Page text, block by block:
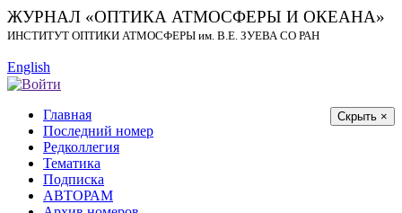
ЖУРНАЛ «ОПТИКА АТМОСФЕРЫ И ОКЕАНА»
ИНСТИТУТ ОПТИКИ АТМОСФЕРЫ им. В.Е. ЗУЕВА СО РАН
English
Скрыть ×
Главная
Последний номер
Редколлегия
Тематика
Подписка
АВТОРАМ